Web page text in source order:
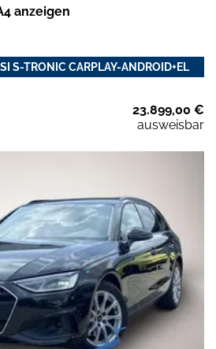
anzeigen
S-TRONIC CARPLAY-ANDROID+EL
23.899,00 €
ausweisbar